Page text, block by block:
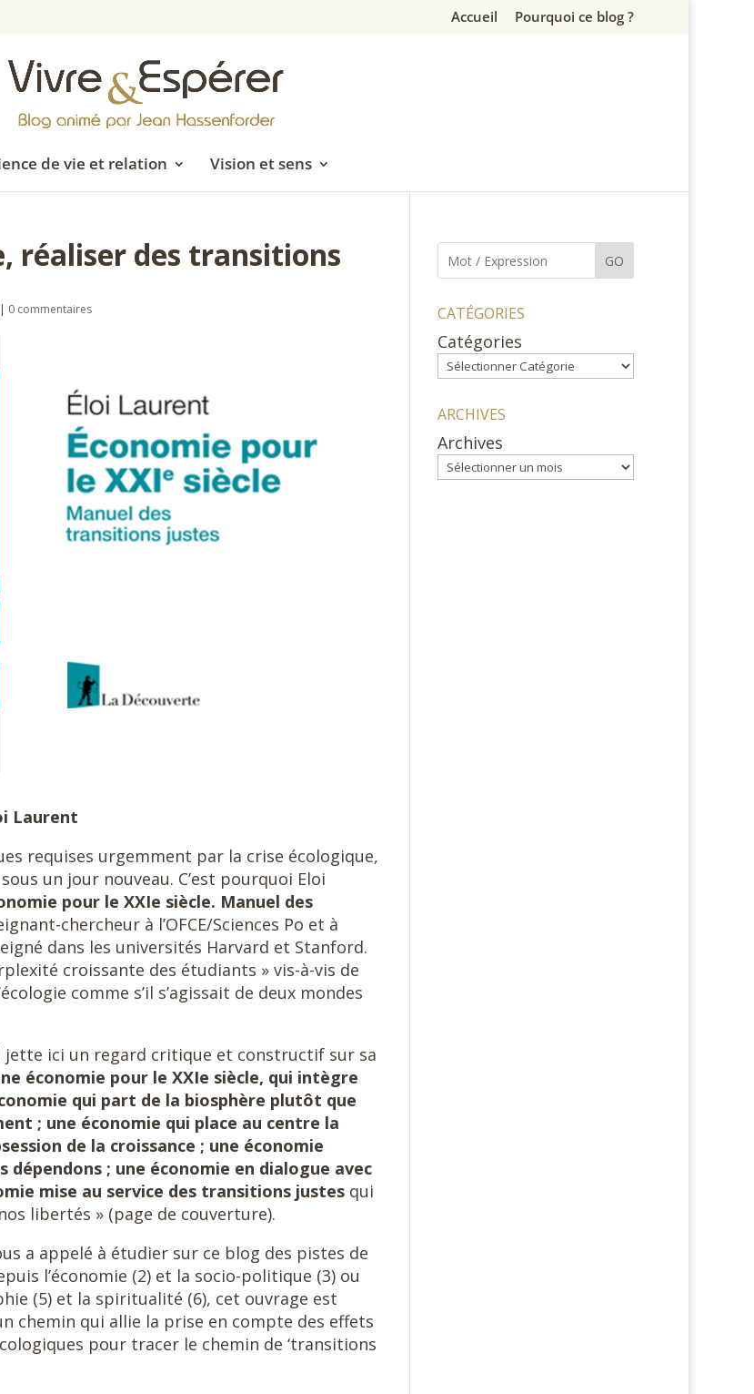
Accueil Pourquoi ce blog ?
de vie et relation Vision et sens
réaliser des transitions
| 0 commentaires
Laurent
requises urgemment par la crise écologique,
un jour nouveau. C’est pourquoi Eloi
pour le XXIe siècle. Manuel des
chercheur à l’OFCE/Sciences Po et à
dans les universités Harvard et Stanford.
croissante des étudiants » vis-à-vis de
comme s’il s’agissait de deux mondes
jette ici un regard critique et constructif sur sa
économie pour le XXIe siècle, qui intègre
qui part de la biosphère plutôt que
; une économie qui place au centre la
de la croissance ; une économie
; une économie en dialogue avec
mise au service des transitions justes qui
libertés » (page de couverture).
a appelé à étudier sur ce blog des pistes de
l’économie (2) et la socio-politique (3) ou
(5) et la spiritualité (6), cet ouvrage est
chemin qui allie la prise en compte des effets
pour tracer le chemin de ‘transitions
GO
CATÉGORIES
Catégories
ARCHIVES
Archives